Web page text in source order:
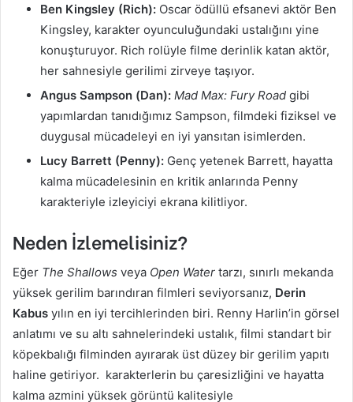
Ben Kingsley (Rich): Oscar ödüllü efsanevi aktör Ben
Kingsley, karakter oyunculuğundaki ustalığını yine
konuşturuyor. Rich rolüyle filme derinlik katan aktör,
her sahnesiyle gerilimi zirveye taşıyor.
Angus Sampson (Dan): Mad Max: Fury Road gibi
yapımlardan tanıdığımız Sampson, filmdeki fiziksel ve
duygusal mücadeleyi en iyi yansıtan isimlerden.
Lucy Barrett (Penny): Genç yetenek Barrett, hayatta
kalma mücadelesinin en kritik anlarında Penny
karakteriyle izleyiciyi ekrana kilitliyor.
Neden İzlemelisiniz?
Eğer The Shallows veya Open Water tarzı, sınırlı mekanda
yüksek gerilim barındıran filmleri seviyorsanız, Derin
Kabus yılın en iyi tercihlerinden biri. Renny Harlin’in görsel
anlatımı ve su altı sahnelerindeki ustalık, filmi standart bir
köpekbalığı filminden ayırarak üst düzey bir gerilim yapıtı
haline getiriyor. karakterlerin bu çaresizliğini ve hayatta
kalma azmini yüksek görüntü kalitesiyle